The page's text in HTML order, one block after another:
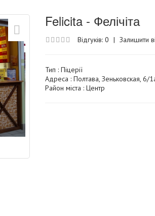
Felicita - Фелічіта
Відгуків: 0 | Залишити
Тип :Піцерії
Адреса : Полтава, Зеньковская, 6/
Район міста : Центр